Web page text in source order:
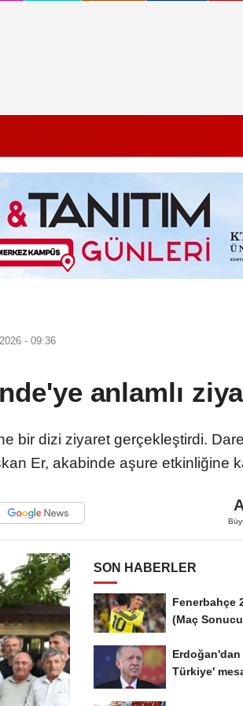
- 09:36
anlamlı
bir dizi ziyaret gerçekleştirdi.
Er, akabinde aşure etkinliğine
SON HABERLER
Fenerbahçe
(Maç
Erdoğan'dan
Türkiye'